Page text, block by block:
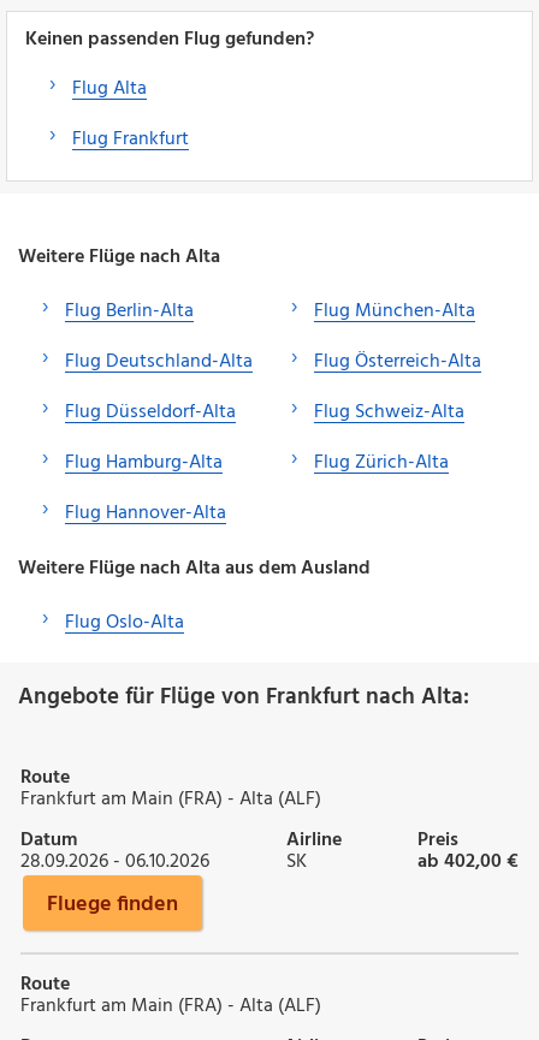
Keinen passenden Flug gefunden?
Flug Alta
Flug Frankfurt
Weitere Flüge nach Alta
Flug Berlin-Alta
Flug Deutschland-Alta
Flug Düsseldorf-Alta
Flug Hamburg-Alta
Flug Hannover-Alta
Flug München-Alta
Flug Österreich-Alta
Flug Schweiz-Alta
Flug Zürich-Alta
Weitere Flüge nach Alta aus dem Ausland
Flug Oslo-Alta
Angebote für Flüge von Frankfurt nach Alta:
Route
Frankfurt am Main (FRA) - Alta (ALF)
Datum
28.09.2026 - 06.10.2026
Airline
SK
Preis
ab 402,00 €
Fluege finden
Route
Frankfurt am Main (FRA) - Alta (ALF)